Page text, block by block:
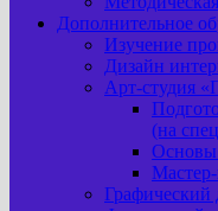
Дополнительное
Изучение
Дизайн
Арт-cтудия
(на
Основы
Графический